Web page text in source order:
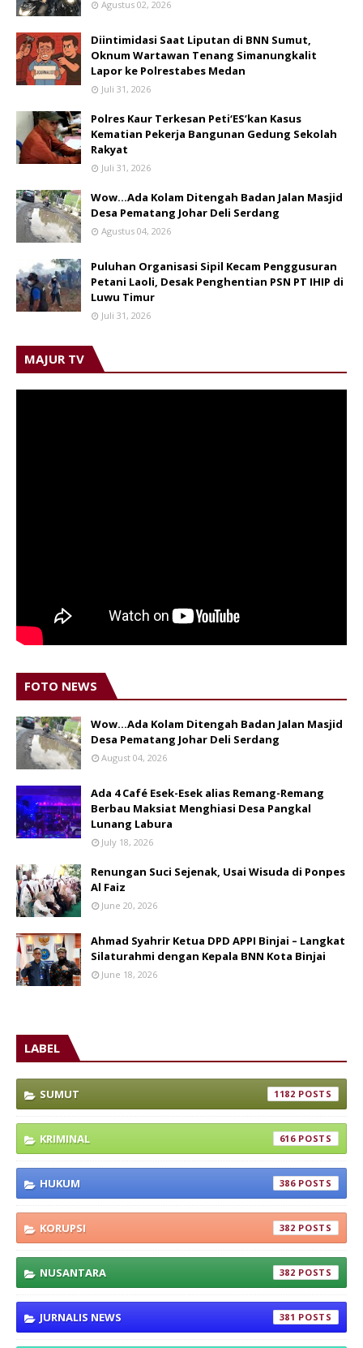
Agustus 02, 2026
Diintimidasi Saat Liputan di BNN Sumut,
Oknum Wartawan Tenang Simanungkalit
Lapor ke Polrestabes Medan
Juli 31, 2026
Polres Kaur Terkesan Peti‘ES’kan Kasus
Kematian Pekerja Bangunan Gedung Sekolah
Rakyat
Juli 31, 2026
Wow...Ada Kolam Ditengah Badan Jalan Masjid
Desa Pematang Johar Deli Serdang
Agustus 04, 2026
Puluhan Organisasi Sipil Kecam Penggusuran
Petani Laoli, Desak Penghentian PSN PT IHIP di
Luwu Timur
Juli 31, 2026
MAJUR TV
FOTO NEWS
Wow...Ada Kolam Ditengah Badan Jalan Masjid
Desa Pematang Johar Deli Serdang
August 04, 2026
Ada 4 Café Esek-Esek alias Remang-Remang
Berbau Maksiat Menghiasi Desa Pangkal
Lunang Labura
July 18, 2026
Renungan Suci Sejenak, Usai Wisuda di Ponpes
Al Faiz
June 20, 2026
Ahmad Syahrir Ketua DPD APPI Binjai – Langkat
Silaturahmi dengan Kepala BNN Kota Binjai
June 18, 2026
LABEL
SUMUT 1182
KRIMINAL 616
HUKUM 386
KORUPSI 382
NUSANTARA 382
JURNALIS NEWS 381